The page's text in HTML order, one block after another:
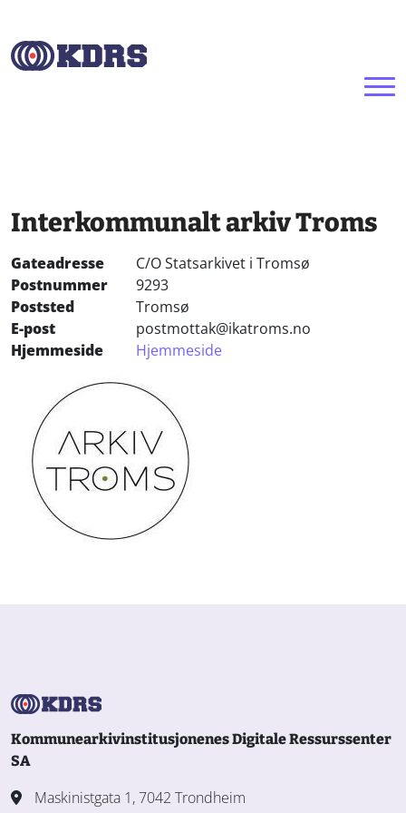
Hopp til hovedinnhold
Interkommunalt arkiv Troms
Gateadresse
C/O Statsarkivet i Tromsø
Postnummer
9293
Poststed
Tromsø
E-post
postmottak@ikatroms.no
Hjemmeside
Hjemmeside
Kommunearkivinstitusjonenes Digitale Ressurssenter
SA
Maskinistgata 1, 7042 Trondheim